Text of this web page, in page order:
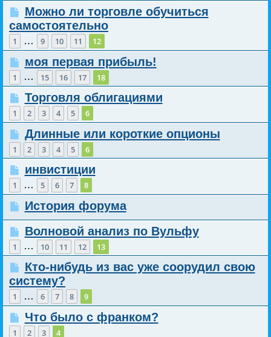
Можно ли торговле обучиться
самостоятельно
1 … 9 10 11 12
моя первая прибыль!
1 … 15 16 17 18
Торговля облигациями
1 2 3 4 5 6
Длинные или короткие опционы
1 2 3 4 5 6
инвистиции
1 … 5 6 7 8
История форума
Волновой анализ по Вульфу
1 … 10 11 12 13
Кто-нибудь из вас уже соорудил свою
систему?
1 … 6 7 8 9
Что было с франком?
1 2 3 4